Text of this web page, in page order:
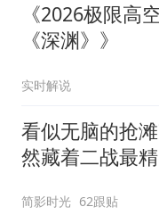
《2026极限高
《深渊》》
实时解说
看似无脑的抢
然藏着二战最
简影时光 62跟贴